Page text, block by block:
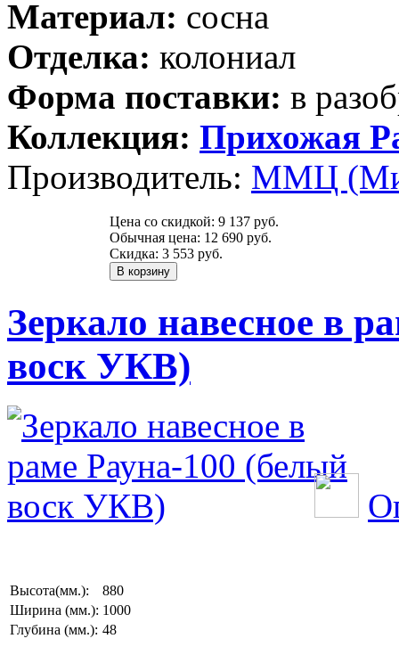
Материал: сосна
Отделка: колониал
Форма поставки: в
Коллекция: Прихожая
Производитель: ММЦ
Цена со скидкой: 9 137 руб.
Обычная цена: 12 690 руб.
Скидка: 3 553 руб.
Зеркало навесное в
воск УКВ)
Высота(мм.):
880
Ширина (мм.): 1000
Глубина (мм.): 48